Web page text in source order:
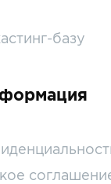
базу